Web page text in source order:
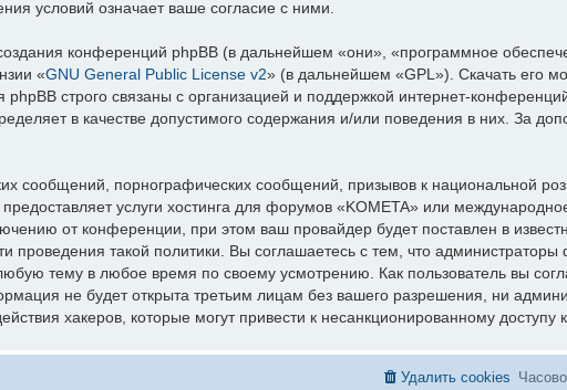
условий означает ваше согласие с ними.
конференций phpBB (в дальнейшем «они», «программное
«GNU General Public License v2» (в дальнейшем «GPL»). Скачать его
строго связаны с организацией и поддержкой интернет-
в качестве допустимого содержания и/или поведения в них. За
сообщений, порнографических сообщений, призывов к национальной
услуги хостинга для форумов «KOMETA» или
от конференции, при этом ваш провайдер будет поставлен в
такой политики. Вы соглашаетесь с тем, что
тему в любое время по своему усмотрению. Как пользователь вы
не будет открыта третьим лицам без вашего разрешения, ни
хакеров, которые могут привести к несанкционированному доступу к
Удалить cookies